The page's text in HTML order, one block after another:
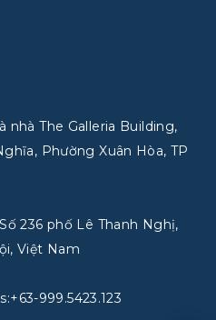
nhà The Galleria Building,
Phường Xuân Hòa, TP
236 phố Lê Thanh Nghị,
Việt Nam
999.5423.123